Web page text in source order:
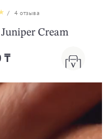
/ 4отзыва
Cream
₸